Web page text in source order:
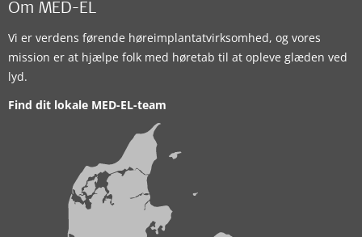
Om MED-EL
Vi er verdens førende høreimplantatvirksomhed, og vores
mission er at hjælpe folk med høretab til at opleve glæden ved
lyd.
Find dit lokale MED-EL-team